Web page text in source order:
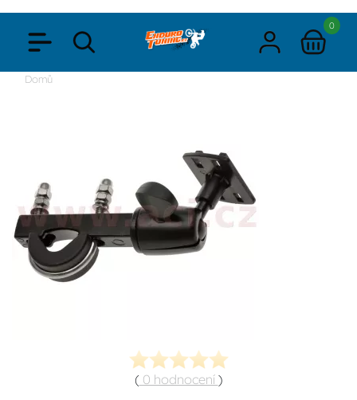
0
Domů
( 0 hodnocení )